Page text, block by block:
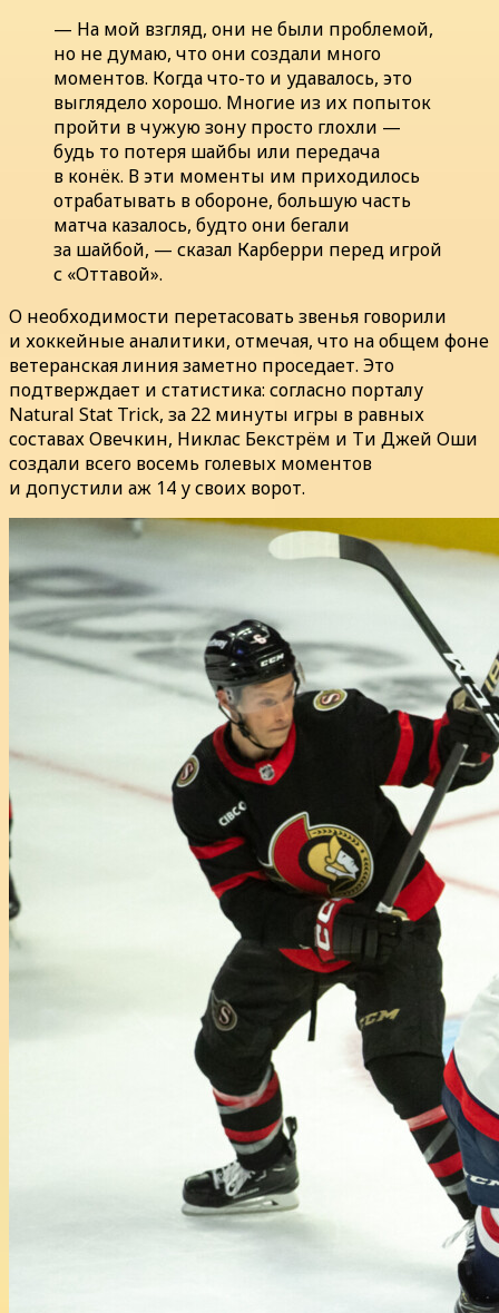
— На мой взгляд, они не были проблемой,
но не думаю, что они создали много
моментов. Когда что-то и удавалось, это
выглядело хорошо. Многие из их попыток
пройти в чужую зону просто глохли —
будь то потеря шайбы или передача
в конёк. В эти моменты им приходилось
отрабатывать в обороне, большую часть
матча казалось, будто они бегали
за шайбой, — сказал Карберри перед игрой
с «Оттавой».
О необходимости перетасовать звенья говорили
и хоккейные аналитики, отмечая, что на общем фоне
ветеранская линия заметно проседает. Это
подтверждает и статистика: согласно порталу
Natural Stat Trick, за 22 минуты игры в равных
составах Овечкин, Никлас Бекстрём и Ти Джей Оши
создали всего восемь голевых моментов
и допустили аж 14 у своих ворот.